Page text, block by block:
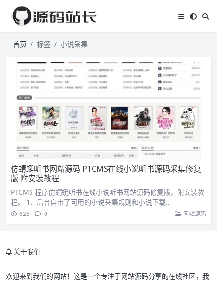
首页 标签 小说采集
仿蜻蜓听书网站源码 PTCMS在线小说听书源码采集修复
版 附安装教程
PTCMS 程序仿蜻蜓听书在线小说听书网站源码修复版，附安装教
程。 1、后台自带了可用的小说采集规则和小说下载…
625 0 网站源码
关于我们
欢迎来到我们的网站！这是一个专注于网站源码分享的在线社区，我